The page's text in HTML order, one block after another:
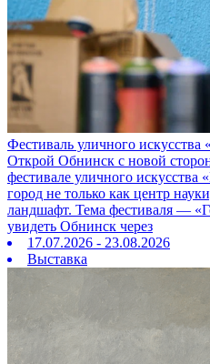
Фестиваль уличного
Открой Обнинск с новой
фестивале уличного искусства
город не только как центр
ландшафт. Тема фестиваля —
увидеть Обнинск через
17.07.2026 - 23.08.2026
Выставка